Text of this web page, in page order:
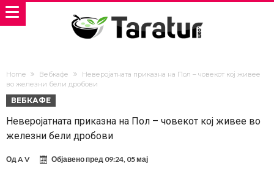
Home Вебкафе
Неверојатната приказна на Пол – човекот кој живее
во железни бели дробови
ВЕБКАФЕ
Неверојатната приказна на Пол – човекот кој живее во
железни бели дробови
ОдA V Објавено пред 09:24, 05 мај